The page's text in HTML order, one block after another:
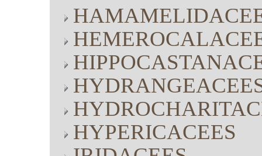
HYPERICACEES